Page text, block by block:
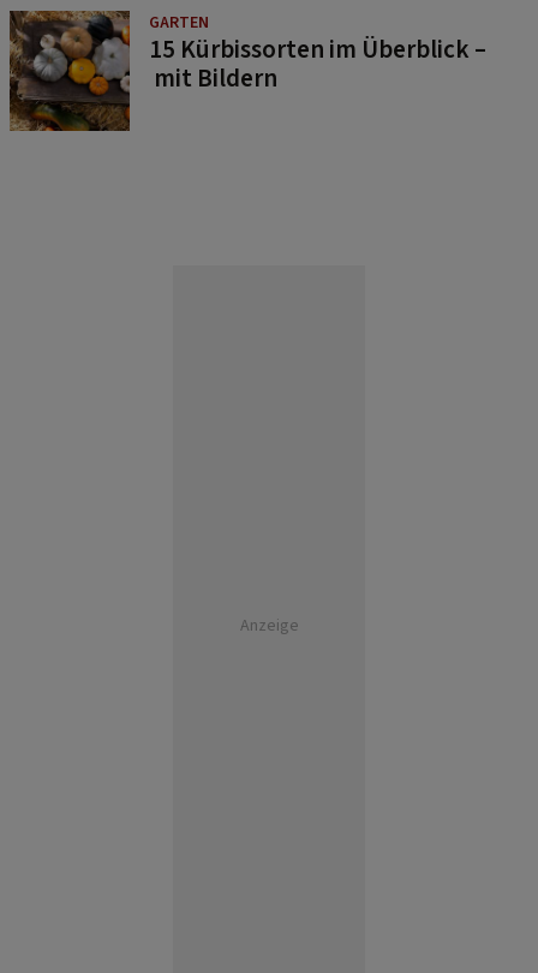
GARTEN
15 Kürbissorten im Überblick –
mit Bildern
Anzeige